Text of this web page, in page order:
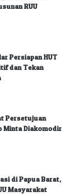
RUU
Persiapan HUT
dan Tekan
Persetujuan
Minta Diakomodir
di Papua Barat,
Masyarakat